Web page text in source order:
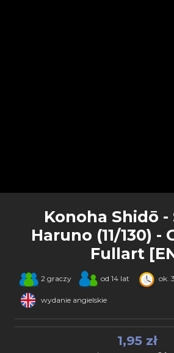
Konoha Shidō -
Haruno (11/130) -
Fullart
2 graczy od 14 lat ok.
wydanie angielskie
1,95 zł